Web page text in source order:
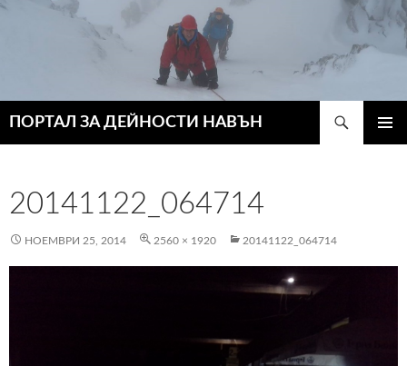
ПОРТАЛ ЗА ДЕЙНОСТИ НАВЪН
20141122_064714
НОЕМВРИ 25, 2014 2560 × 1920 20141122_064714